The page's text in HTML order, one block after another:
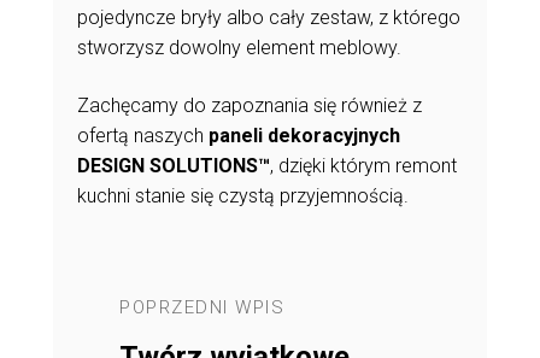
pojedyncze bryły albo cały zestaw, z którego
stworzysz dowolny element meblowy.
Zachęcamy do zapoznania się również z
ofertą naszych paneli dekoracyjnych
DESIGN SOLUTIONS™, dzięki którym remont
kuchni stanie się czystą przyjemnością.
POPRZEDNI WPIS